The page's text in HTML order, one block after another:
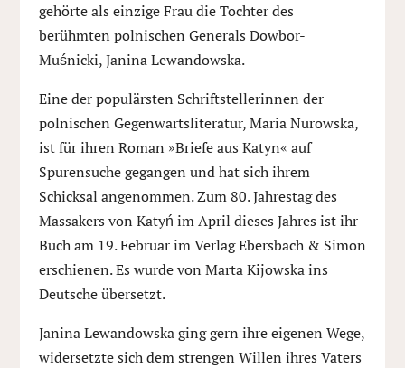
gehörte als einzige Frau die Tochter des
berühmten polnischen Generals Dowbor-
Muśnicki, Janina Lewandowska.
Eine der populärsten Schriftstellerinnen der
polnischen Gegenwartsliteratur, Maria Nurowska,
ist für ihren Roman »Briefe aus Katyn« auf
Spurensuche gegangen und hat sich ihrem
Schicksal angenommen. Zum 80. Jahrestag des
Massakers von Katyń im April dieses Jahres ist ihr
Buch am 19. Februar im Verlag Ebersbach & Simon
erschienen. Es wurde von Marta Kijowska ins
Deutsche übersetzt.
Janina Lewandowska ging gern ihre eigenen Wege,
widersetzte sich dem strengen Willen ihres Vaters